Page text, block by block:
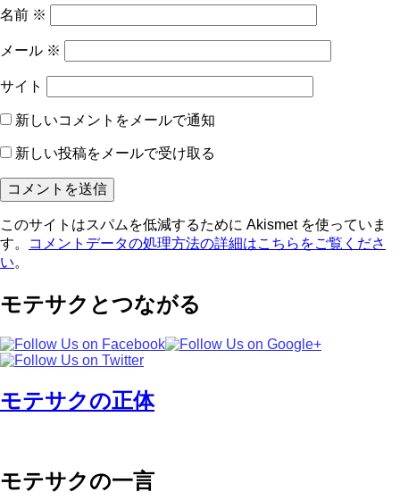
名前 ※
メール ※
サイト
新しいコメントをメールで通知
新しい投稿をメールで受け取る
このサイトはスパムを低減するために Akismet を使っていま
す。
コメントデータの処理方法の詳細はこちらをご覧くださ
い。
モテサクとつながる
モテサクの正体
モテサクの一言